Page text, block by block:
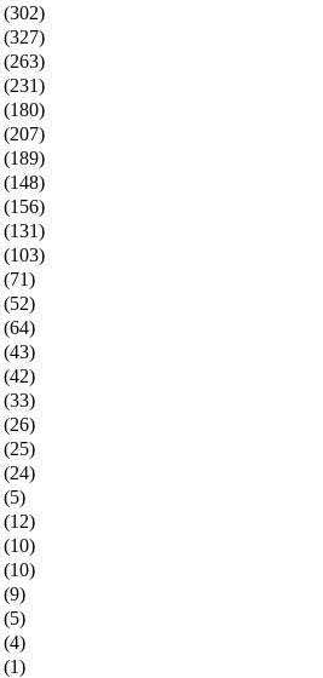
(302)
(327)
(263)
(231)
(180)
(207)
(189)
(148)
(156)
(131)
(103)
(71)
(52)
(64)
(43)
(42)
(33)
(26)
(25)
(24)
(5)
(12)
(10)
(10)
(9)
(5)
(4)
(1)